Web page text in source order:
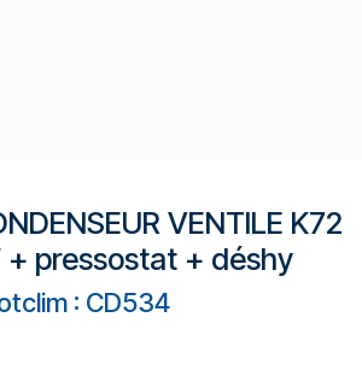
VENTILE K72
+ pressostat + déshy
: CD534